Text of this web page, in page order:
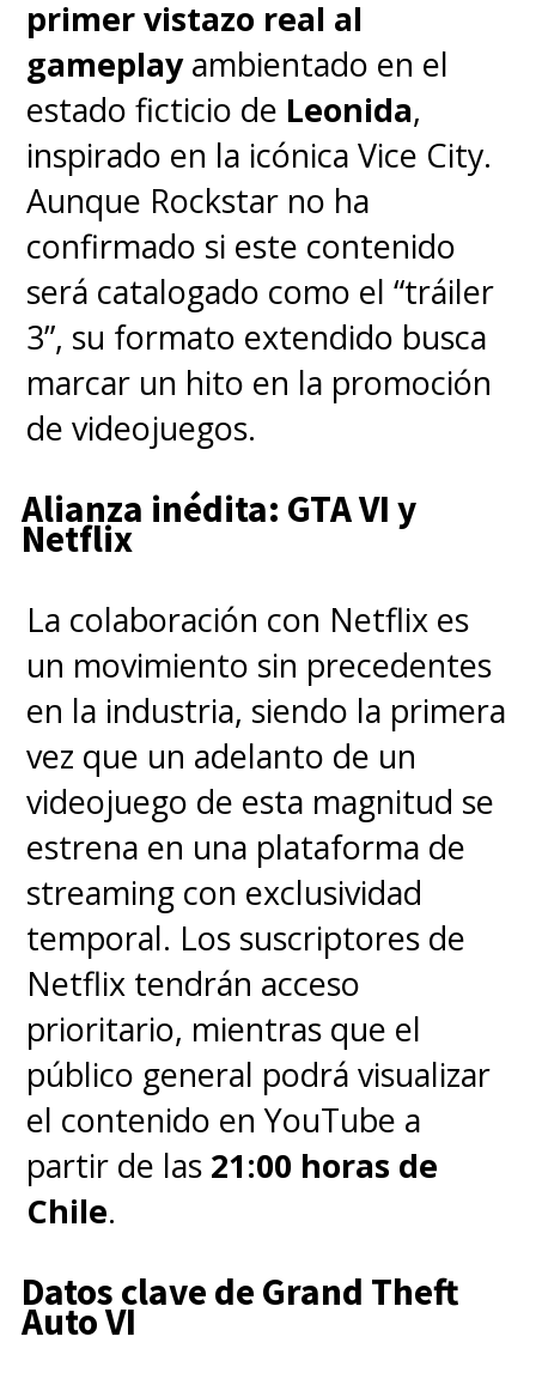
primer vistazo real al
gameplayambientado en el
estado ficticio de Leonida,
inspirado en la icónica Vice City.
Aunque Rockstar no ha
confirmado si este contenido
será catalogado como el “tráiler
3”, su formato extendido busca
marcar un hito en la promoción
de videojuegos.
Alianza inédita: GTA VI y
Netflix
La colaboración con Netflix es
un movimiento sin precedentes
en la industria, siendo la primera
vez que un adelanto de un
videojuego de esta magnitud se
estrena en una plataforma de
streaming con exclusividad
temporal. Los suscriptores de
Netflix tendrán acceso
prioritario, mientras que el
público general podrá visualizar
el contenido en YouTube a
partir de las 21:00 horas de
Chile.
Datos clave de Grand Theft
Auto VI